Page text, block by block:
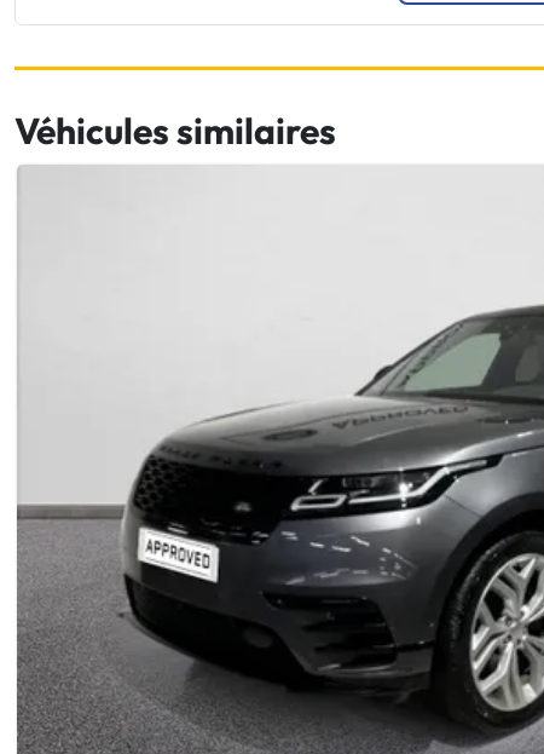
Véhicules similaires